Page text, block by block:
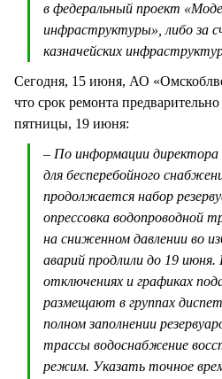
в федеральный проект
инфраструктуры», либо за
казначейских
Сегодня, 15 июня, АО
что срок ремонта
пятницы, 19 июня:
– По информации директора
для бесперебойного
продолжается набор
опрессовка водопроводной
на сниженном давлении во
аварий продлили до 19
отключениях и графиках
размещают в группах
полном заполнении
трассы водоснабжение
режим. Указать точное